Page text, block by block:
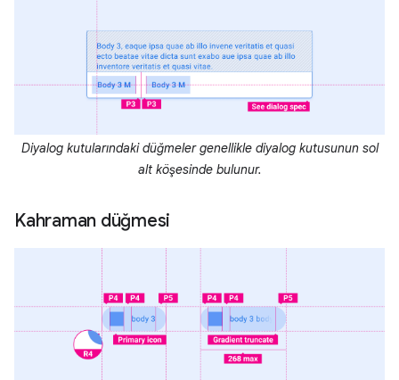
Diyalog kutularındaki düğmeler genellikle diyalog kutusunun sol
alt köşesinde bulunur.
Kahraman düğmesi